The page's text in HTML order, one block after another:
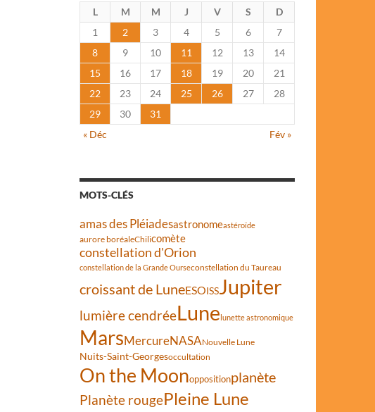
L M M J V S
D
1
2 3 4 5 6
7
8
9 10 11 12 13
14
15
16 17 18 19 20
21
22
23 24 25 26 27
28
29
30
31
« Déc
Fév »
MOTS-CLÉS
amas des Pléiadesastronomeastéroïde
aurore boréaleChilicomète
constellation d'Orion
constellation de la Grande Ourseconstellation du Taureau
croissant de LuneESOISSJupiter
lumière cendréeLunelunette astronomique
MarsMercureNASANouvelle Lune
Nuits-Saint-Georgesoccultation
On the Moonoppositionplanète
Planète rougePleine Lune